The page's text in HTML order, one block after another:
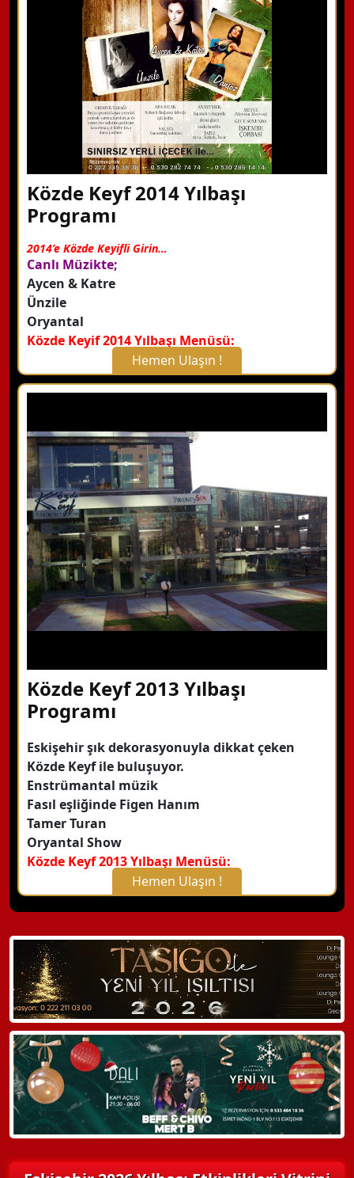
Detaylı Bilgi Alın
Közde Keyf 2014 Yılbaşı
Programı
2014’e Közde Keyifli Girin…
Canlı Müzikte;
Aycen & Katre
Ünzile
Oryantal
Közde Keyif 2014 Yılbaşı Menüsü:
Hemen Ulaşın !
X Kapat
WhatsApp ile Bilgi Alın
Hemen Arayın
Detaylı Bilgi Alın
Közde Keyf 2013 Yılbaşı
Programı
Eskişehir şık dekorasyonuyla dikkat çeken
Közde Keyf ile buluşuyor.
Enstrümantal müzik
Fasıl eşliğinde Figen Hanım
Tamer Turan
Oryantal Show
Közde Keyf 2013 Yılbaşı Menüsü:
Hemen Ulaşın !
X Kapat
WhatsApp ile Bilgi Alın
Hemen Arayın
Detaylı Bilgi Alın